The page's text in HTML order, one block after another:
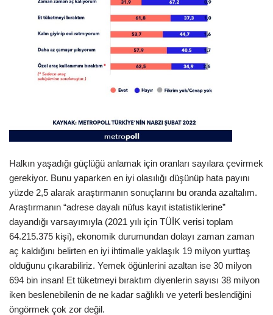
Halkın yaşadığı güçlüğü anlamak için oranları sayılara çevirmek
gerekiyor. Bunu yaparken en iyi olasılığı düşünüp hata payını
yüzde 2,5 alarak araştırmanın sonuçlarını bu oranda azaltalım.
Araştırmanın “adrese dayalı nüfus kayıt istatistiklerine”
dayandığı varsayımıyla (2021 yılı için TÜİK verisi toplam
64.215.375 kişi), ekonomik durumundan dolayı zaman zaman
aç kaldığını belirten en iyi ihtimalle yaklaşık 19 milyon yurttaş
olduğunu çıkarabiliriz. Yemek öğünlerini azaltan ise 30 milyon
694 bin insan! Et tüketmeyi bıraktım diyenlerin sayısı 38 milyon
iken beslenebilenin de ne kadar sağlıklı ve yeterli beslendiğini
öngörmek çok zor değil.